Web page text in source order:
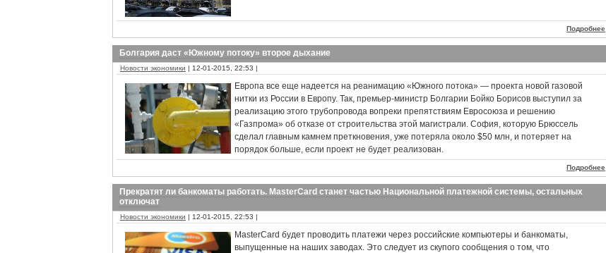
Подробнее
Болгария даст «Южному потоку» второе дыхание
Новости экономики | 12-01-2015, 22:53 |
Европа все еще надеется на реанимацию «Южного потока» — проекта новой газовой
нитки из России в Европу. Так, премьер-министр Болгарии Бойко Борисов выступил за
реализацию этого трубопровода вопреки препятствиям Евросоюза и решению
«Газпрома» об отказе от строительства этой магистрали. София, которую Брюссель
сделал главным камнем преткновения, уже потеряла около $50 млн, и потеряет на
порядок больше, если проект не будет реализован.
Подробнее
Прекратят ли банкоматы работать. MasterCard станет частью Национальной платежной системы, остальных
отключат
Новости экономики | 12-01-2015, 22:53 |
MasterCard будет проводить платежи через российские компьютеры и банкоматы,
выпущенные на наших заводах. Это следует из скупого сообщения о том, что